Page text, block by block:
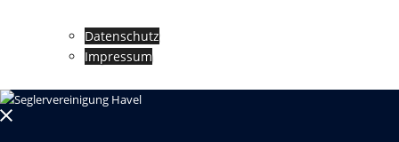
Datenschutz
Impressum
Menü